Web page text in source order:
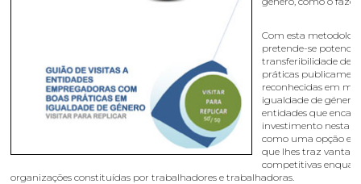
Com esta
pretende-se
transferibilidade de
práticas
reconhecidas em
igualdade de género
entidades que
investimento nesta
como uma opção
que lhes traz
competitivas
organizações constituídas por trabalhadores e trabalhadoras.